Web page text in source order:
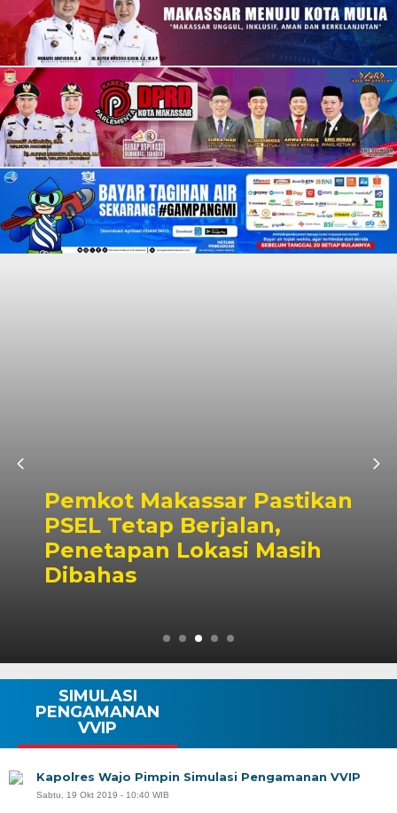
Pemkot Makassar Pastikan
PSEL Tetap Berjalan,
Penetapan Lokasi Masih
Dibahas
SIMULASI
PENGAMANAN
VVIP
Kapolres Wajo Pimpin Simulasi Pengamanan VVIP
Sabtu, 19 Okt 2019 - 10:40 WIB